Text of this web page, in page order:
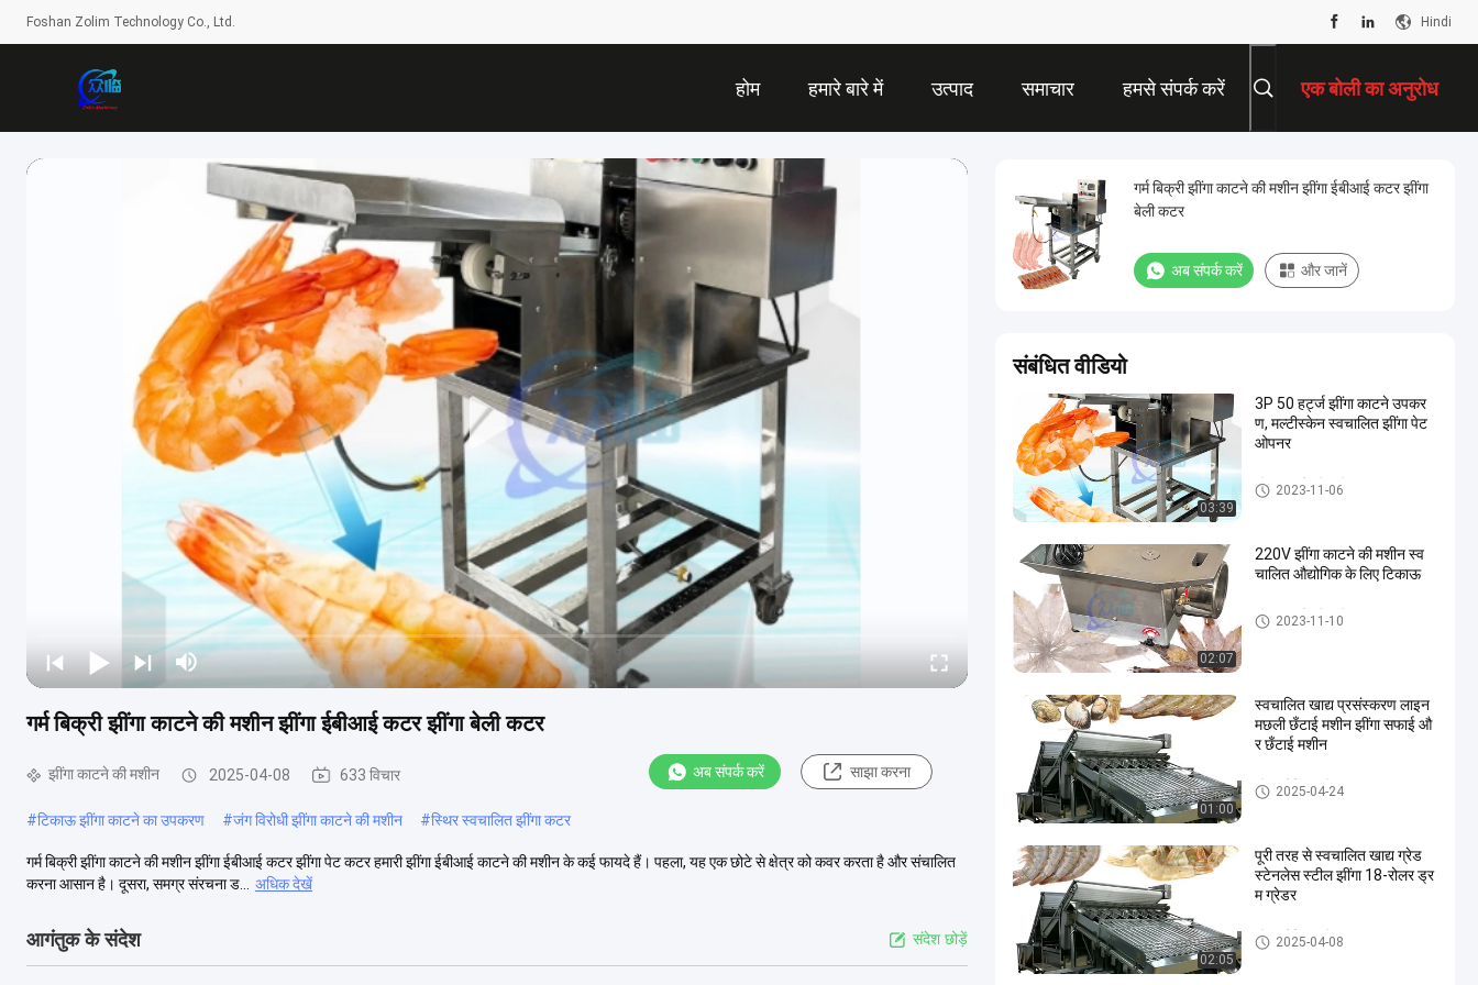
Foshan Zolim Technology Co., Ltd. Hindi
होम हमारे बारे में उत्पाद समाचार हमसे संपर्क करें एक बोली का अनुरोध
गर्म बिक्री झींगा काटने की मशीन झींगा ईबीआई कटर झींगा बेली कटर
झींगा काटने की मशीन 2025-04-08 633 विचार अब संपर्क करें साझा करना
#टिकाऊ झींगा काटने का उपकरण #जंग विरोधी झींगा काटने की मशीन #स्थिर स्वचालित झींगा कटर
गर्म बिक्री झींगा काटने की मशीन झींगा ईबीआई कटर झींगा पेट कटर हमारी झींगा ईबीआई काटने की मशीन के कई फायदे हैं। पहला, यह एक छोटे से क्षेत्र को कवर करता है और संचालित
करना आसान है। दूसरा, समग्र संरचना ड...
अधिक देखें
आगंतुक के संदेश संदेश छोड़ें
गर्म बिक्री झींगा काटने की मशीन झींगा ईबीआई कटर झींगा
बेली कटर
अब संपर्क करें और जानें
संबंधित वीडियो
03:39
3P 50 हर्ट्ज झींगा काटने उपकर
ण, मल्टीस्केन स्वचालित झींगा पेट
ओपनर
झींगा काटने की मशीन
2023-11-06
02:07
220V झींगा काटने की मशीन स्व
चालित औद्योगिक के लिए टिकाऊ
झींगा काटने की मशीन
2023-11-10
01:00
स्वचालित खाद्य प्रसंस्करण लाइन
मछली छँटाई मशीन झींगा सफाई औ
र छँटाई मशीन
झींगा ग्रेडिंग मशीन
2025-04-24
02:05
पूरी तरह से स्वचालित खाद्य ग्रेड
स्टेनलेस स्टील झींगा 18-रोलर ड्र
म ग्रेडर
झींगा ग्रेडिंग मशीन
2025-04-08